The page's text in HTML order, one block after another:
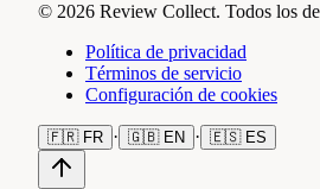
© 2026 Review Collect. Todos los
Política de privacidad
Términos de servicio
Configuración de cookies
🇫🇷 FR · 🇬🇧 EN · 🇪🇸 ES